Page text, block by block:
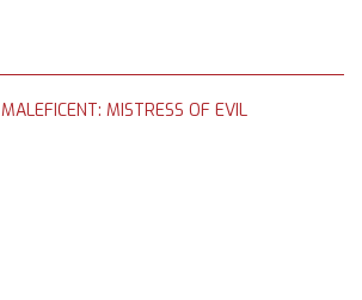
MALEFICENT: MISTRESS OF EVIL